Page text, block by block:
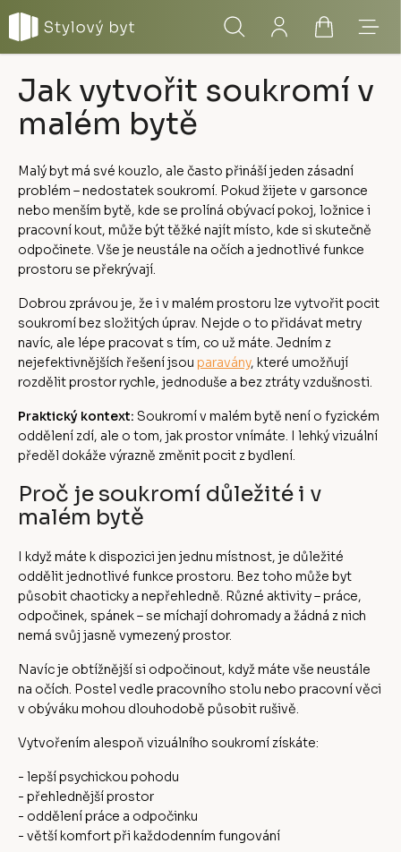
obsah
Hledat PřihlášeníNákupní
košík
Menu
Jak vytvořit soukromí v
malém bytě
Malý byt má své kouzlo, ale často přináší jeden zásadní
problém – nedostatek soukromí. Pokud žijete v garsonce
nebo menším bytě, kde se prolíná obývací pokoj, ložnice i
pracovní kout, může být těžké najít místo, kde si skutečně
odpočinete. Vše je neustále na očích a jednotlivé funkce
prostoru se překrývají.
Dobrou zprávou je, že i v malém prostoru lze vytvořit pocit
soukromí bez složitých úprav. Nejde o to přidávat metry
navíc, ale lépe pracovat s tím, co už máte. Jedním z
nejefektivnějších řešení jsou paravány, které umožňují
rozdělit prostor rychle, jednoduše a bez ztráty vzdušnosti.
Praktický kontext: Soukromí v malém bytě není o fyzickém
oddělení zdí, ale o tom, jak prostor vnímáte. I lehký vizuální
předěl dokáže výrazně změnit pocit z bydlení.
Proč je soukromí důležité i v
malém bytě
I když máte k dispozici jen jednu místnost, je důležité
oddělit jednotlivé funkce prostoru. Bez toho může byt
působit chaoticky a nepřehledně. Různé aktivity – práce,
odpočinek, spánek – se míchají dohromady a žádná z nich
nemá svůj jasně vymezený prostor.
Navíc je obtížnější si odpočinout, když máte vše neustále
na očích. Postel vedle pracovního stolu nebo pracovní věci
v obýváku mohou dlouhodobě působit rušivě.
Vytvořením alespoň vizuálního soukromí získáte:
- lepší psychickou pohodu
- přehlednější prostor
- oddělení práce a odpočinku
- větší komfort při každodenním fungování